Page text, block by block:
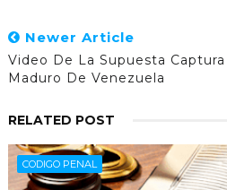
Newer Article
Video De La Supuesta
Maduro De Venezuela
RELATED POST
CODIGO PENAL